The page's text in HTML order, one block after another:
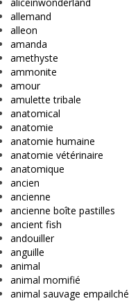
allemand
alleon
amanda
amethyste
ammonite
amour
amulette tribale
anatomical
anatomie
anatomie humaine
anatomie vétérinaire
anatomique
ancien
ancienne
ancienne boîte pastilles
ancient fish
andouiller
anguille
animal
animal momifié
animal sauvage empailché